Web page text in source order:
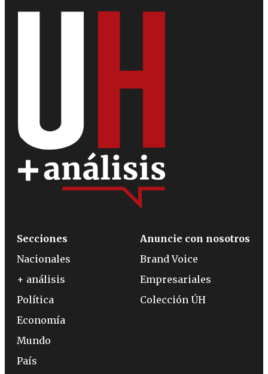
Secciones
Nacionales
+ análisis
Política
Economía
Mundo
País
Anuncie con nosotros
Brand Voice
Empresariales
Colección ÚH